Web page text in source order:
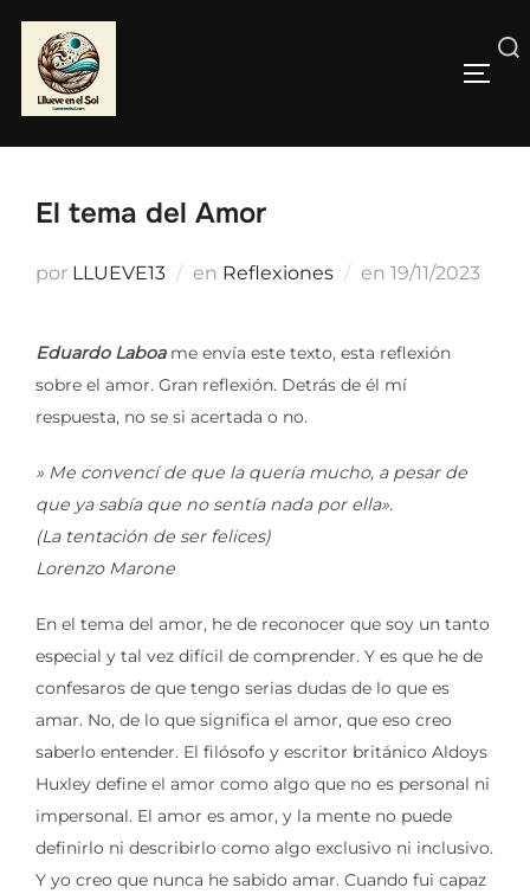
contenido
Buscar:
El tema del Amor
por LLUEVE13 en Reflexiones en Publicado
19/11/2023
Eduardo Laboa me envía este texto, esta reflexión
sobre el amor. Gran reflexión. Detrás de él mí
respuesta, no se si acertada o no.
» Me convencí de que la quería mucho, a pesar de
que ya sabía que no sentía nada por ella».
(La tentación de ser felices)
Lorenzo Marone
En el tema del amor, he de reconocer que soy un tanto
especial y tal vez difícil de comprender. Y es que he de
confesaros de que tengo serias dudas de lo que es
amar. No, de lo que significa el amor, que eso creo
saberlo entender. El filósofo y escritor británico Aldoys
Huxley define el amor como algo que no es personal ni
impersonal. El amor es amor, y la mente no puede
definirlo ni describirlo como algo exclusivo ni inclusivo.
Y yo creo que nunca he sabido amar. Cuando fui capaz